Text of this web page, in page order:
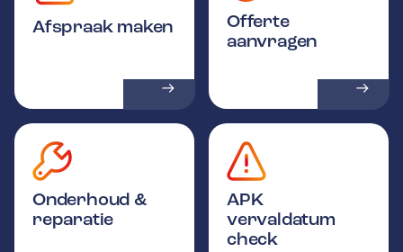
Afspraak maken
Offerte
aanvragen
Onderhoud &
reparatie
APK
vervaldatum
check